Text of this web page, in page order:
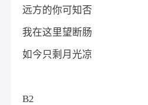
远方的你可知否
我在这里望断肠
如今只剩月光凉
B2